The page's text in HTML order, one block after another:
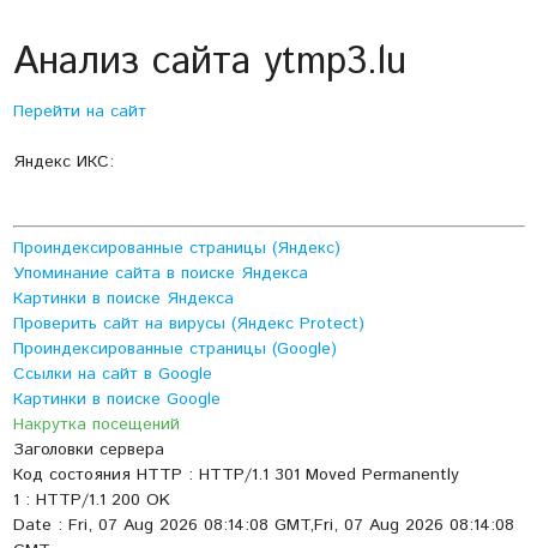
Анализ сайта ytmp3.lu
Перейти на сайт
Яндекс ИКС:
Проиндексированные страницы (Яндекс)
Упоминание сайта в поиске Яндекса
Картинки в поиске Яндекса
Проверить сайт на вирусы (Яндекс Protect)
Проиндексированные страницы (Google)
Ссылки на сайт в Google
Картинки в поиске Google
Накрутка посещений
Заголовки сервера
Код состояния HTTP : HTTP/1.1 301 Moved Permanently
1 : HTTP/1.1 200 OK
Date : Fri, 07 Aug 2026 08:14:08 GMT,Fri, 07 Aug 2026 08:14:08